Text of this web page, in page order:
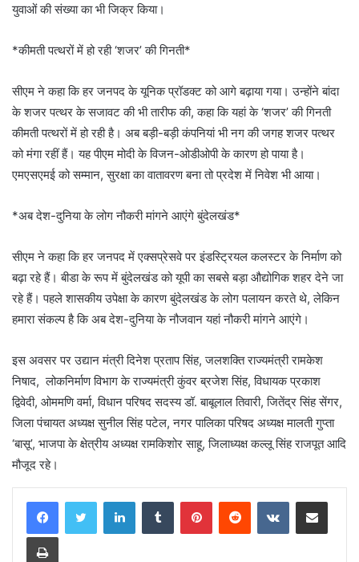
युवाओं की संख्या का भी जिक्र किया।
*कीमती पत्थरों में हो रही ‘शजर’ की गिनती*
सीएम ने कहा कि हर जनपद के यूनिक प्रॉडक्ट को आगे बढ़ाया गया। उन्होंने बांदा
के शजर पत्थर के सजावट की भी तारीफ की, कहा कि यहां के ‘शजर’ की गिनती
कीमती पत्थरों में हो रही है। अब बड़ी-बड़ी कंपनियां भी नग की जगह शजर पत्थर
को मंगा रहीं हैं। यह पीएम मोदी के विजन-ओडीओपी के कारण हो पाया है।
एमएसएमई को सम्मान, सुरक्षा का वातावरण बना तो प्रदेश में निवेश भी आया।
*अब देश-दुनिया के लोग नौकरी मांगने आएंगे बुंदेलखंड*
सीएम ने कहा कि हर जनपद में एक्सप्रेसवे पर इंडस्ट्रियल कलस्टर के निर्माण को
बढ़ा रहे हैं। बीडा के रूप में बुंदेलखंड को यूपी का सबसे बड़ा औद्योगिक शहर देने जा
रहे हैं। पहले शासकीय उपेक्षा के कारण बुंदेलखंड के लोग पलायन करते थे, लेकिन
हमारा संकल्प है कि अब देश-दुनिया के नौजवान यहां नौकरी मांगने आएंगे।
इस अवसर पर उद्यान मंत्री दिनेश प्रताप सिंह, जलशक्ति राज्यमंत्री रामकेश
निषाद, लोकनिर्माण विभाग के राज्यमंत्री कुंवर ब्रजेश सिंह, विधायक प्रकाश
द्विवेदी, ओममणि वर्मा, विधान परिषद सदस्य डॉ. बाबूलाल तिवारी, जितेंद्र सिंह सेंगर,
जिला पंचायत अध्यक्ष सुनील सिंह पटेल, नगर पालिका परिषद अध्यक्ष मालती गुप्ता
‘बासू’, भाजपा के क्षेत्रीय अध्यक्ष रामकिशोर साहू, जिलाध्यक्ष कल्लू सिंह राजपूत आदि
मौजूद रहे।
LinkedInTumblr PinterestReddit VKontakteShare via Email
Print